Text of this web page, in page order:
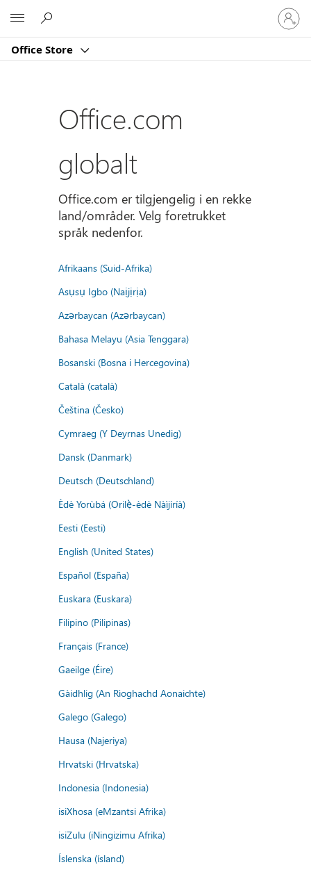
Office Store
Logg
på
kontoen
Office.com
globalt
Office.com er tilgjengelig i en rekke
land/områder. Velg foretrukket
språk nedenfor.
Afrikaans (Suid-Afrika)
Asụsụ Igbo (Naịjịrịa)
Azərbaycan (Azərbaycan)
Bahasa Melayu (Asia Tenggara)
Bosanski (Bosna i Hercegovina)
Català (català)
Čeština (Česko)
Cymraeg (Y Deyrnas Unedig)
Dansk (Danmark)
Deutsch (Deutschland)
Èdè Yorùbá (Orilẹ̀-èdè Nàìjíríà)
Eesti (Eesti)
English (United States)
Español (España)
Euskara (Euskara)
Filipino (Pilipinas)
Français (France)
Gaeilge (Éire)
Gàidhlig (An Rìoghachd Aonaichte)
Galego (Galego)
Hausa (Najeriya)
Hrvatski (Hrvatska)
Indonesia (Indonesia)
isiXhosa (eMzantsi Afrika)
isiZulu (iNingizimu Afrika)
Íslenska (ísland)